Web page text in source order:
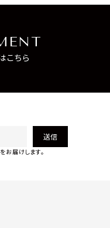
こちら
送信
届けします。